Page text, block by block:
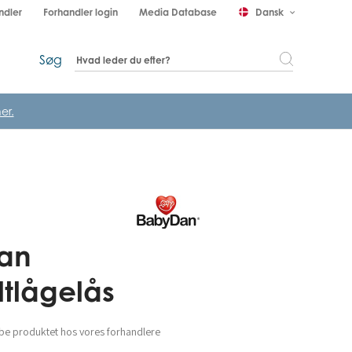
Forhandler login Media Database Dansk keyboard_arrow_down
Søg
produktet hos vores forhandlere